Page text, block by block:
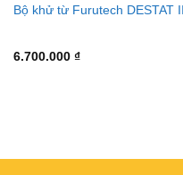
Bộ khử từ Furutech DESTAT III
6.700.000 ₫